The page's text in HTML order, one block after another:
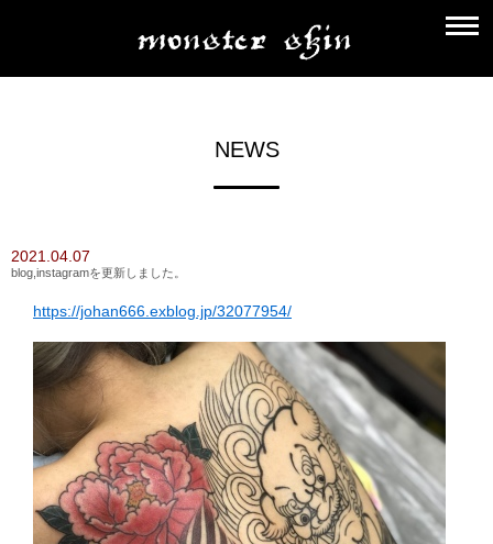
NEWS
2021.04.07
blog,instagramを更新しました。
https://johan666.exblog.jp/32077954/